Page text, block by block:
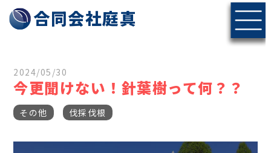
神戸・北摂エリアの伐採・剪定なら合同会社庭真へ
合同会社庭真
2024/05/30
今更聞けない！針葉樹って何？？
その他 伐採伐根